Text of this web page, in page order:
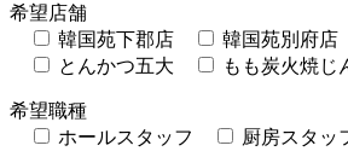
希望店舗
韓国苑下郡店
韓国苑別府店
とんかつ五大
もも炭火焼じ
希望職種
ホールスタッフ
厨房スタッ